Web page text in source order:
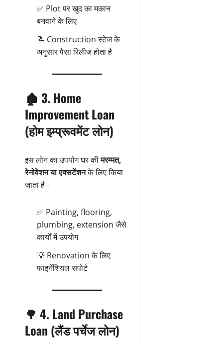
✅ Plot पर खुद का मकान
बनवाने के लिए
📝 Construction स्टेज के
अनुसार पैसा रिलीज होता है
🏚️ 3. Home
Improvement Loan
(होम इम्प्रूवमेंट लोन)
इस लोन का उपयोग घर कीमरम्मत,
रेनोवेशन या एक्सटेंशनके लिए किया
जाता है।
✅ Painting, flooring,
plumbing, extension जैसे
कार्यों में उपयोग
💡 Renovation के लिए
फाइनेंशियल सपोर्ट
🌳 4. Land Purchase
Loan (लैंड पर्चेज लोन)